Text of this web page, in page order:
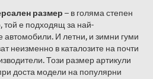
размер – в голяма степен
той е подходящ за най-
автомобили. И летни, и зимни гуми
неизменно в каталозите на почти
Този размер артикули
доста модели на популярни